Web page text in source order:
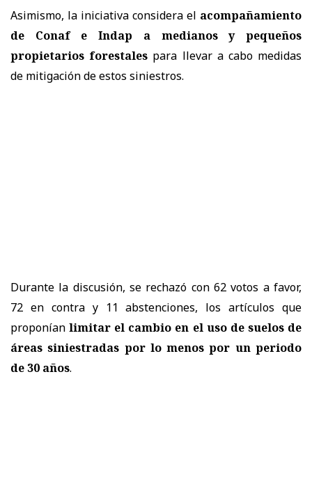
Asimismo, la iniciativa considera el acompañamiento
de Conaf e Indap a medianos y pequeños
propietarios forestales para llevar a cabo medidas
de mitigación de estos siniestros.
Durante la discusión, se rechazó con 62 votos a favor,
72 en contra y 11 abstenciones, los artículos que
proponíanlimitar el cambio en el uso de suelos de
áreas siniestradas por lo menos por un periodo
de 30 años.